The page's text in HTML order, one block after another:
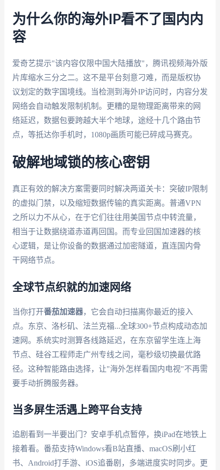
为什么你的海外IP看不了国内内
容
爱奇艺提示"该内容仅限中国大陆播放"，腾讯视频海外版
片库缩水三分之二。这不是平台刻意刁难，而是版权协
议划定的数字国境线。当检测到海外IP访问时，内容分发
网络会自动触发限制机制。更糟的是物理距离带来的网
络延迟，数据包要跨越大半个地球，途经十几个路由节
点，等抵达你手机时，1080p画质可能已碎成马赛克。
破解地域锁的核心密钥
真正有效的解决方案需要同时解决两道关卡：突破IP限制
的虚拟门禁，以及缩短数据传输的真实距离。普通VPN
之所以力不从心，在于它们往往用美国节点中转流量，
相当于让数据绕道赤道再回国。而专业回国加速器的核
心逻辑，是让你设备的数据通过加密隧道，直连国内骨
干网络节点。
全球节点织就的加速网络
当你打开番茄加速器，它会自动扫描离你最近的接入
点。东京、洛杉矶、法兰克福...全球300+节点构成动态加
速网。系统实时测算各线路延迟，在东京留学生连上海
节点、硅谷工程师走广州专线之间，毫秒级切换最优路
径。这种智能路由选择，让"海外怎样看国内电视"不再需
要手动折腾服务器。
当多屏生活遇上跨平台支持
追剧看到一半要出门？安卓手机点暂停，换iPad在地铁上
接着看。番茄支持Windows看B站直播、macOS刷小红
书、Android打手游、iOS追番剧，多端进度实时同步。更